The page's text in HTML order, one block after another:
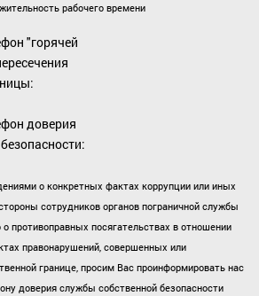
рабочего времени
"горячей
доверия
о конкретных фактах коррупции или иных
сотрудников органов пограничной службы
о противоправных посягательствах в отношении
правонарушений, совершенных или
границе, просим Вас проинформировать нас
доверия службы собственной безопасности